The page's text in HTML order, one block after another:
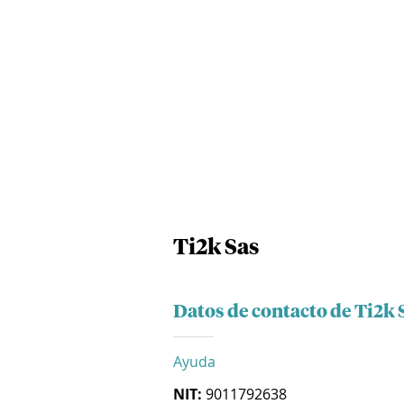
Ti2k Sas
Datos de contacto de Ti2k
Ayuda
NIT: 9011792638